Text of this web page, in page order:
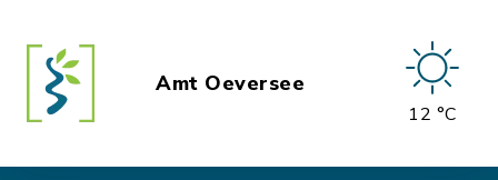
Amt Oeversee
12 °C